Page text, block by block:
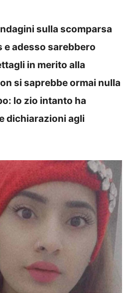
sulla scomparsa
e adesso sarebbero
in merito alla
si saprebbe ormai nulla
lo zio intanto ha
dichiarazioni agli